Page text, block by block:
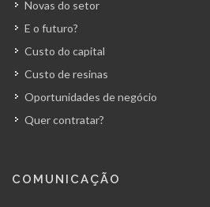
Novas do setor
E o futuro?
Custo do capital
Custo de resinas
Oportunidades de negócio
Quer contratar?
COMUNICAÇÃO